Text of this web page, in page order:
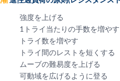
強度を上げる
1トライ当たりの手数を増やす
トライ数を増やす
トライ間のレストを短くする
ムーブの難易度を上げる
可動域を広げるように登る